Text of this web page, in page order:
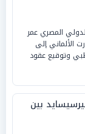
المصري عمر
الألماني إلى
وتوقيع عقود
بين